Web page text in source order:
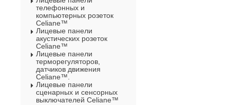
телефонных и
компьютерных розеток
Celiane™
Лицевые панели
акустических розеток
Celiane™
Лицевые панели
терморегуляторов,
датчиков движения
Celiane™.
Лицевые панели
сценарных и сенсорных
выключателей Celiane™